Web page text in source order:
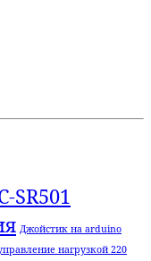
SR501
Джойстик на arduino
нагрузкой 220